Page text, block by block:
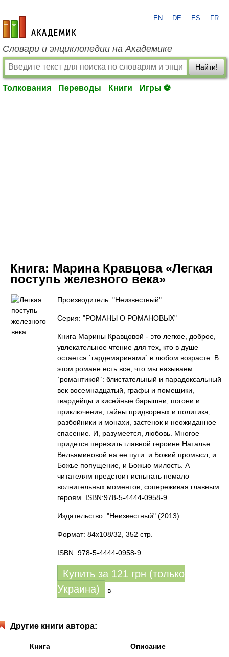
academic.ru
EN DE ES FR
Словари и энциклопедии на Академике
Найти!
Толкования Переводы Книги Игры ⚽
Книга: Марина Кравцова «Легкая
поступь железного века»
Производитель: "Неизвестный"
Серия: "РОМАНЫ О РОМАНОВЫХ"
Книга Марины Кравцовой - это легкое, доброе,
увлекательное чтение для тех, кто в душе
остается `гардемаринами` в любом возрасте. В
этом романе есть все, что мы называем
`романтикой`: блистательный и парадоксальный
век восемнадцатый, графы и помещики,
гвардейцы и кисейные барышни, погони и
приключения, тайны придворных и политика,
разбойники и монахи, застенок и неожиданное
спасение. И, разумеется, любовь. Многое
придется пережить главной героине Наталье
Вельяминовой на ее пути: и Божий промысл, и
Божье попущение, и Божью милость. А
читателям предстоит испытать немало
волнительных моментов, сопереживая главным
героям. ISBN:978-5-4444-0958-9
Издательство: "Неизвестный" (2013)
Формат: 84x108/32, 352 стр.
ISBN: 978-5-4444-0958-9
Купить за 121 грн (только
Украина)
в
Другие книги автора:
Книга
Описание